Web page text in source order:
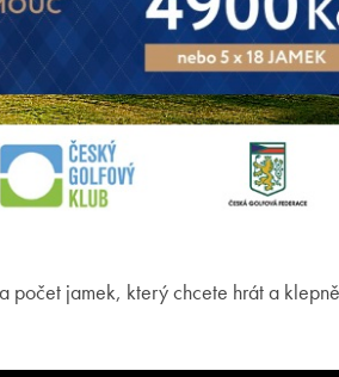
počet jamek, který chcete hrát a